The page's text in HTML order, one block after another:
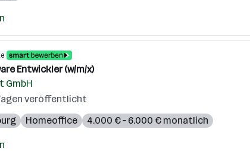
Entwickler (w/m/x)
GmbH
veröffentlicht
Homeoffice 4.000 € – 6.000 € monatlich